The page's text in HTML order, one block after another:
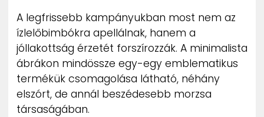
A legfrissebb kampányukban most nem az
ízlelőbimbókra apellálnak, hanem a
jóllakottság érzetét forszírozzák. A minimalista
ábrákon mindössze egy-egy emblematikus
termékük csomagolása látható, néhány
elszórt, de annál beszédesebb morzsa
társaságában.